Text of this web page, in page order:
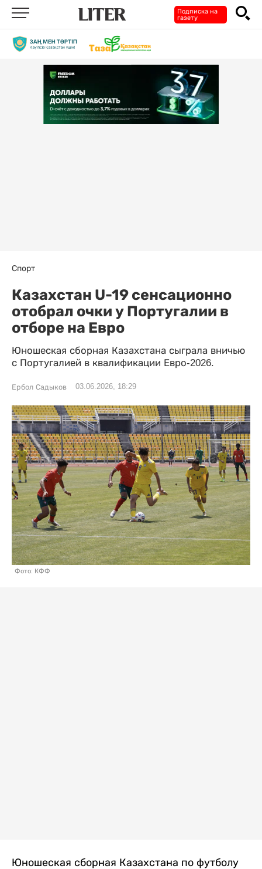
Подписка на
газету
Спорт
Казахстан U-19 сенсационно
отобрал очки у Португалии в
отборе на Евро
Юношеская сборная Казахстана сыграла вничью
с Португалией в квалификации Евро-2026.
Ербол Садыков 03.06.2026, 18:29
Фото: КФФ
Юношеская сборная Казахстана по футболу